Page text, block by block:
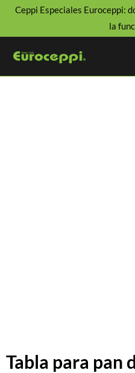
Ceppi Especiales Euroceppi:
la
Tabla para pan